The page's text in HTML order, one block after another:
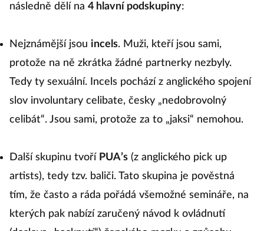
následně dělí na 4 hlavní podskupiny:
Nejznámější jsou incels. Muži, kteří jsou sami,
protože na ně zkrátka žádné partnerky nezbyly.
Tedy ty sexuální. Incels pochází z anglického spojení
slov involuntary celibate, česky „nedobrovolný
celibát“. Jsou sami, protože za to „jaksi“ nemohou.
Další skupinu tvoří PUA’s (z anglického pick up
artists), tedy tzv. baliči. Tato skupina je pověstná
tím, že často a ráda pořádá všemožné semináře, na
kterých pak nabízí zaručený návod k ovládnutí